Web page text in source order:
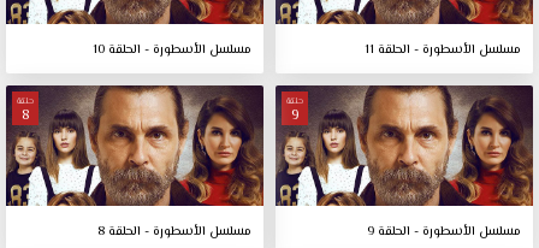
مسلسل الأسطورة - الحلقة 11 مسلسل الأسطورة - الحلقة 10
حلقة
9
مسلسل الأسطورة - الحلقة 9
حلقة
8
مسلسل الأسطورة - الحلقة 8